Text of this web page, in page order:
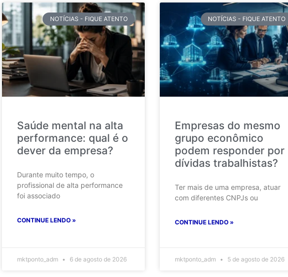
NOTÍCIAS - FIQUE ATENTO
Saúde mental na alta
performance: qual é o
dever da empresa?
Durante muito tempo, o
profissional de alta performance
foi associado
CONTINUE LENDO »
mktponto_adm 6 de agosto de 2026
NOTÍCIAS - FIQUE ATENTO
Empresas do mesmo
grupo econômico
podem responder por
dívidas trabalhistas?
Ter mais de uma empresa, atuar
com diferentes CNPJs ou
CONTINUE LENDO »
mktponto_adm 5 de agosto de 2026